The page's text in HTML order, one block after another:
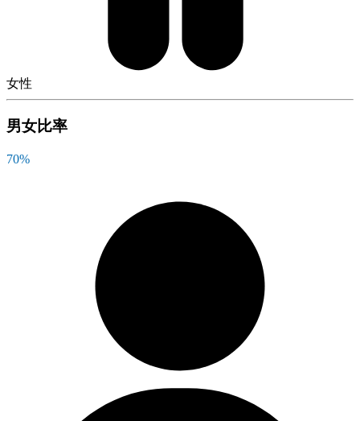
女性
男女比率
70%